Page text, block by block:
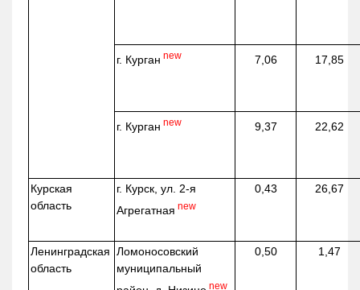
г. Курган new 7,06 17,85
г. Курган new 9,37 22,62
Курская
область
г. Курск, ул. 2-я
Агрегатная new
0,43 26,67
Ленинградская
область
Ломоносовский
муниципальный
new
0,50 1,47